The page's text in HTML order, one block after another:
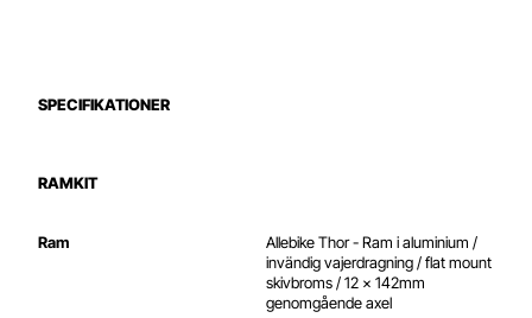
SPECIFIKATIONER
RAMKIT
Ram AllebikeThor - Ram i aluminium /
invändig vajerdragning / flat mount
skivbroms / 12 x 142mm
genomgående axel